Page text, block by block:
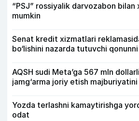
“PSJ” rossiyalik darvozabon bilan
mumkin
Senat kredit xizmatlari
bo‘lishini nazarda tutuvchi qonunni
AQSH sudi Meta’ga 567 mln
jamg‘arma joriy etish
Yozda terlashni kamaytirishga
odat